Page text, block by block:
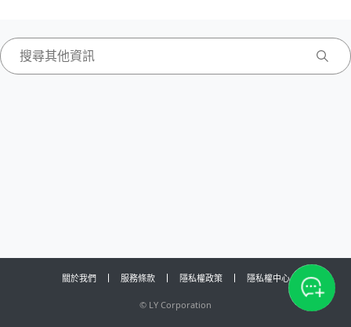
關於我們 服務條款 隱私權政策 隱私權中心
© LY Corporation